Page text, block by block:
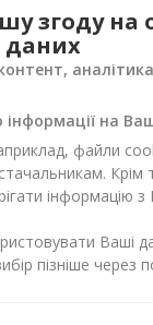
60 907 грн
згоду
даних
на
файли
інформацію
Ваші
пізніше через